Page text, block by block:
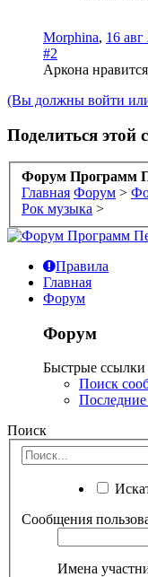
Morphina, 16 авг
#2
Аркона
(Вы должны войти или
Поделиться этой
Форум Программ
Главная Форум >
Рок музыка >
Правила
Главная
Форум
Форум
Быстрые ссылки
Поиск
Поиск
Сообщения
Имена